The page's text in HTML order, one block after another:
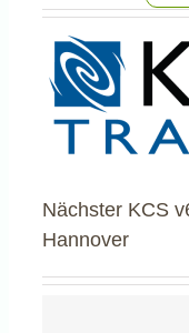
Nächster KCS
Hannover